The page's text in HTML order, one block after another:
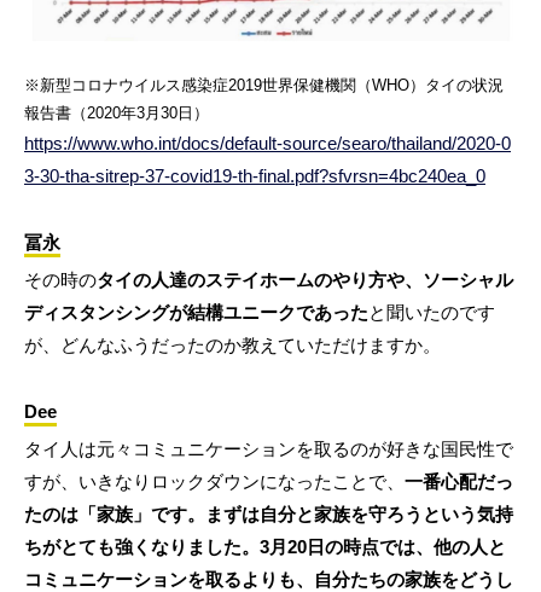
※新型コロナウイルス感染症2019世界保健機関（WHO）タイの状況
報告書（2020年3月30日）
https://www.who.int/docs/default-source/searo/thailand/2020-0
3-30-tha-sitrep-37-covid19-th-final.pdf?sfvrsn=4bc240ea_0
冨永
その時のタイの人達のステイホームのやり方や、ソーシャル
ディスタンシングが結構ユニークであったと聞いたのです
が、どんなふうだったのか教えていただけますか。
Dee
タイ人は元々コミュニケーションを取るのが好きな国民性で
すが、いきなりロックダウンになったことで、 一番心配だっ
たのは「家族」です。まずは自分と家族を守ろうという気持
ちがとても強くなりました。3月20日の時点では、他の人と
コミュニケーションを取るよりも、自分たちの家族をどうし